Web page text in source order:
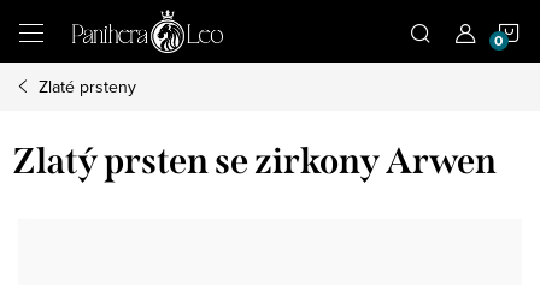
obsah
Zlaté prsteny
Zlatý prsten se zirkony Arwen